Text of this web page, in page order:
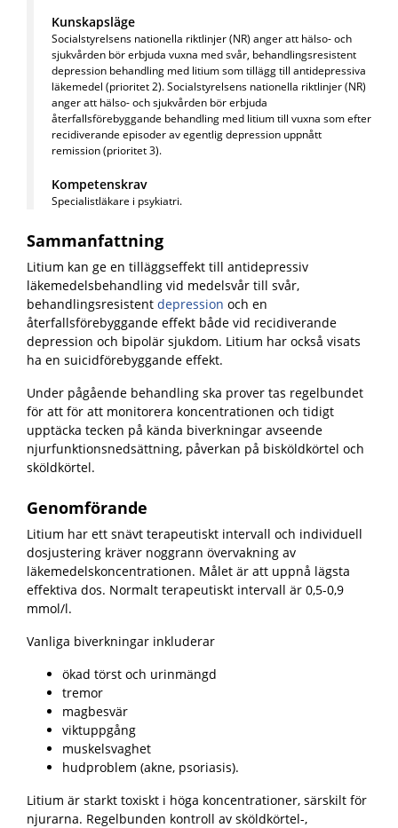
Kunskapsläge
Socialstyrelsens nationella riktlinjer (NR) anger att hälso- och
sjukvården bör erbjuda vuxna med svår, behandlingsresistent
depression behandling med litium som tillägg till antidepressiva
läkemedel (prioritet 2). Socialstyrelsens nationella riktlinjer (NR)
anger att hälso- och sjukvården bör erbjuda
återfallsförebyggande behandling med litium till vuxna som efter
recidiverande episoder av egentlig depression uppnått
remission (prioritet 3).
Kompetenskrav
Specialistläkare i psykiatri.
Sammanfattning
Litium kan ge en tilläggseffekt till antidepressiv
läkemedelsbehandling vid medelsvår till svår,
behandlingsresistent depression och en
återfallsförebyggande effekt både vid recidiverande
depression och bipolär sjukdom. Litium har också visats
ha en suicidförebyggande effekt.
Under pågående behandling ska prover tas regelbundet
för att för att monitorera koncentrationen och tidigt
upptäcka tecken på kända biverkningar avseende
njurfunktionsnedsättning, påverkan på bisköldkörtel och
sköldkörtel.
Genomförande
Litium har ett snävt terapeutiskt intervall och individuell
dosjustering kräver noggrann övervakning av
läkemedelskoncentrationen. Målet är att uppnå lägsta
effektiva dos. Normalt terapeutiskt intervall är 0,5-0,9
mmol/l.
Vanliga biverkningar inkluderar
ökad törst och urinmängd
tremor
magbesvär
viktuppgång
muskelsvaghet
hudproblem (akne, psoriasis).
Litium är starkt toxiskt i höga koncentrationer, särskilt för
njurarna. Regelbunden kontroll av sköldkörtel-,